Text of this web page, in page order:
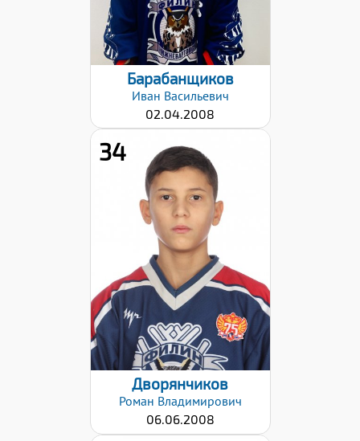
Барабанщиков
Иван Васильевич
02.04.2008
34
Дата заявки:
17.11.2022
Дворянчиков
Роман Владимирович
06.06.2008